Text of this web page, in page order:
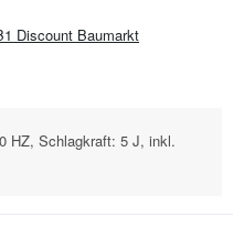
Discount Baumarkt
HZ, Schlagkraft: 5 J, inkl.